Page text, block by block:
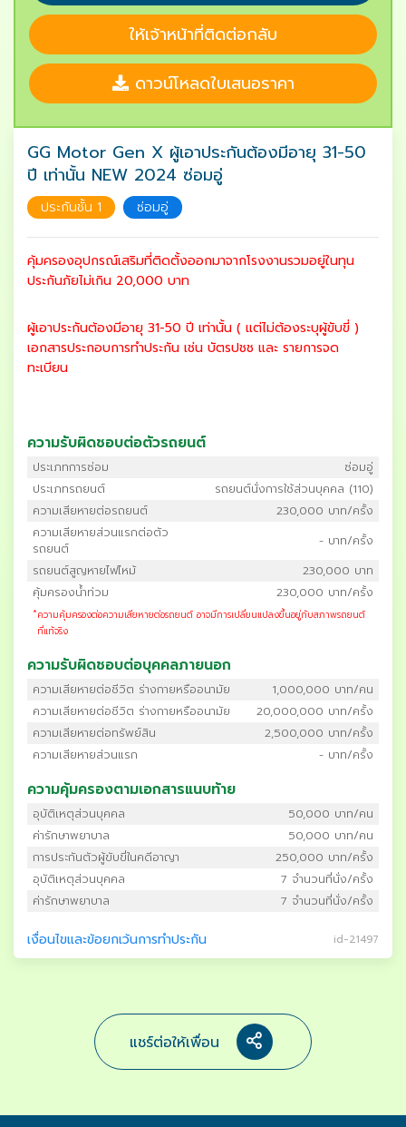
ให้เจ้าหน้าที่ติดต่อกลับ
ดาวน์โหลดใบเสนอราคา
GG Motor Gen X ผู้เอาประกันต้องมีอายุ 31-50
ปี เท่านั้น NEW 2024 ซ่อมอู่
ประกันชั้น 1 ซ่อมอู่
คุ้มครองอุปกรณ์เสริมที่ติดตั้งออกมาจากโรงงานรวมอยู่ในทุน
ประกันภัยไม่เกิน 20,000 บาท
ผู้เอาประกันต้องมีอายุ 31-50 ปี เท่านั้น ( แต่ไม่ต้องระบุผู้ขับขี่ )
เอกสารประกอบการทำประกัน เช่น บัตรปชช และ รายการจด
ทะเบียน
ความรับผิดชอบต่อตัวรถยนต์
ประเภทการซ่อม
ซ่อมอู่
ประเภทรถยนต์
รถยนต์นั่งการใช้ส่วนบุคคล (110)
ความเสียหายต่อรถยนต์
230,000 บาท/ครั้ง
ความเสียหายส่วนแรกต่อตัว
รถยนต์
- บาท/ครั้ง
รถยนต์สูญหายไฟไหม้
230,000 บาท
คุ้มครองน้ำท่วม
230,000 บาท/ครั้ง
*ความคุ้มครองต่อความเสียหายต่อรถยนต์ อาจมีการเปลี่ยนแปลงขึ้นอยู่กับสภาพรถยนต์
ที่แท้จริง
ความรับผิดชอบต่อบุคคลภายนอก
ความเสียหายต่อชีวิต ร่างกายหรืออนามัย
1,000,000 บาท/คน
ความเสียหายต่อชีวิต ร่างกายหรืออนามัย
20,000,000 บาท/ครั้ง
ความเสียหายต่อทรัพย์สิน
2,500,000 บาท/ครั้ง
ความเสียหายส่วนแรก
- บาท/ครั้ง
ความคุ้มครองตามเอกสารแนบท้าย
อุบัติเหตุส่วนบุคคล
50,000 บาท/คน
ค่ารักษาพยาบาล
50,000 บาท/คน
การประกันตัวผู้ขับขี่ในคดีอาญา
250,000 บาท/ครั้ง
อุบัติเหตุส่วนบุคคล
7 จำนวนที่นั่ง/ครั้ง
ค่ารักษาพยาบาล
7 จำนวนที่นั่ง/ครั้ง
เงื่อนไขและข้อยกเว้นการทำประกัน id-21497
แชร์ต่อให้เพื่อน